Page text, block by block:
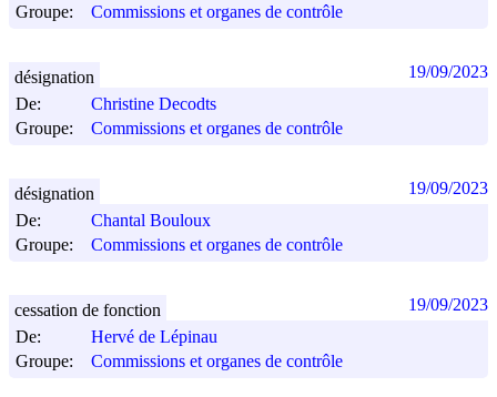
Groupe:
Commissions et organes de contrôle
De:
Christine Decodts
Groupe:
Commissions et organes de contrôle
désignation 19/09/2023
De:
Chantal Bouloux
Groupe:
Commissions et organes de contrôle
désignation 19/09/2023
De:
Hervé de Lépinau
Groupe:
Commissions et organes de contrôle
cessation de fonction 19/09/2023